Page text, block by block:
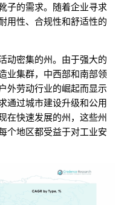
子的需求。随着企业寻求
用性、合规性和舒适性的
动密集的州。由于强大的
业集群，中西部和南部领
外劳动行业的崛起而显示
通过城市建设升级和公用
在快速发展的州，这些州
个地区都受益于对工业安